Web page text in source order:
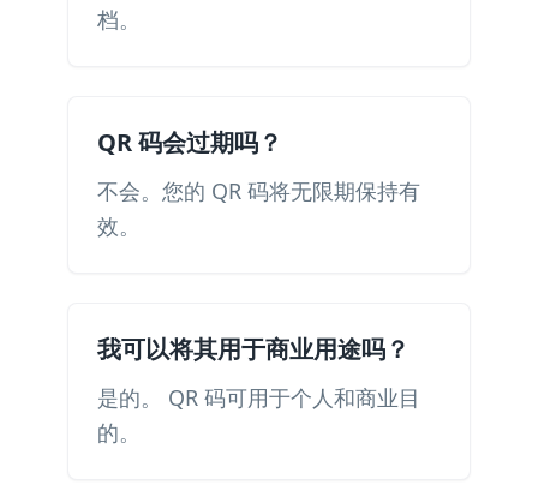
档。
QR 码会过期吗？
不会。您的 QR 码将无限期保持有
效。
我可以将其用于商业用途吗？
是的。 QR 码可用于个人和商业目
的。